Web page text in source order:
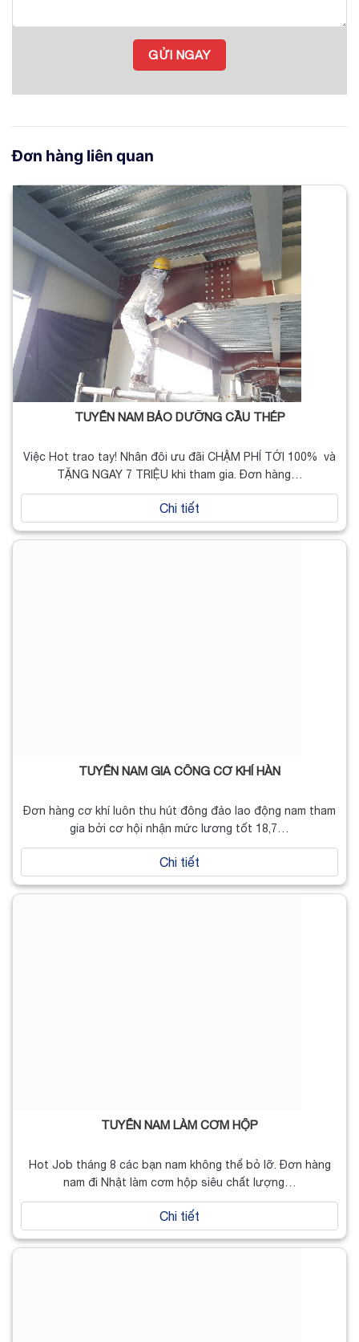
Đơn hàng liên quan
TUYỂN NAM BẢO DƯỠNG CẦU THÉP
Việc Hot trao tay! Nhân đôi ưu đãi CHẬM PHÍ TỚI 100% và
TẶNG NGAY 7 TRIỆU khi tham gia. Đơn hàng…
Chi tiết
TUYỂN NAM GIA CÔNG CƠ KHÍ HÀN
Đơn hàng cơ khí luôn thu hút đông đảo lao động nam tham
gia bởi cơ hội nhận mức lương tốt 18,7…
Chi tiết
TUYỂN NAM LÀM CƠM HỘP
Hot Job tháng 8 các bạn nam không thể bỏ lỡ. Đơn hàng
nam đi Nhật làm cơm hộp siêu chất lượng…
Chi tiết